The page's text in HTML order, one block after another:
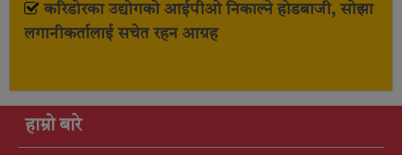
करिडोरका उद्योगको आईपीओ निकाल्ने होडबाजी, सोझा
लगानीकर्तालाई सचेत रहन आग्रह
हाम्रो बारे